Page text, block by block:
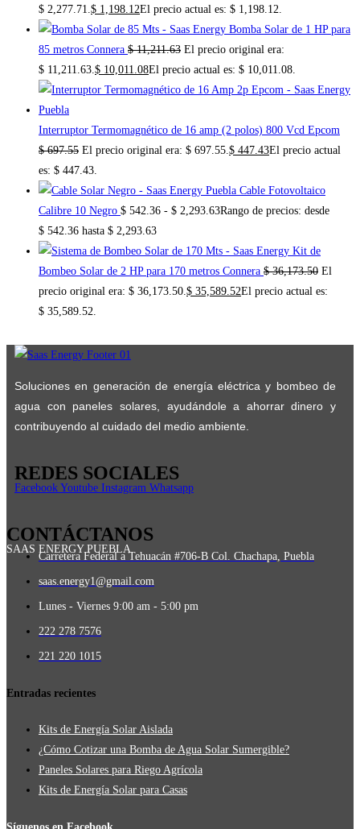
$ 2,277.71.$ 1,198.12El precio actual es: $ 1,198.12.
Bomba Solar de 1 HP para
85 metros Connera $11,211.63 El precio original era:
$ 11,211.63.$ 10,011.08El precio actual es: $ 10,011.08.
Interruptor Termomagnético de 16 amp (2 polos) 800 Vcd Epcom
$697.55 El precio original era: $ 697.55.$ 447.43El precio actual
es: $ 447.43.
Cable Fotovoltaico
Calibre 10 Negro $ 542.36 - $ 2,293.63Rango de precios: desde
$ 542.36 hasta $ 2,293.63
Kit de
Bombeo Solar de 2 HP para 170 metros Connera $36,173.50 El
precio original era: $ 36,173.50.$ 35,589.52El precio actual es:
$ 35,589.52.
Soluciones en generación de energía eléctrica y bombeo de
agua con paneles solares, ayudándole a ahorrar dinero y
contribuyendo al cuidado del medio ambiente.
REDES SOCIALES
Facebook Youtube Instagram Whatsapp
CONTÁCTANOS
SAAS ENERGY PUEBLA
Carretera Federal a Tehuacán #706-B Col. Chachapa, Puebla
saas.energy1@gmail.com
Lunes - Viernes 9:00 am - 5:00 pm
222 278 7576
221 220 1015
Entradas recientes
Kits de Energía Solar Aislada
¿Cómo Cotizar una Bomba de Agua Solar Sumergible?
Paneles Solares para Riego Agrícola
Kits de Energía Solar para Casas